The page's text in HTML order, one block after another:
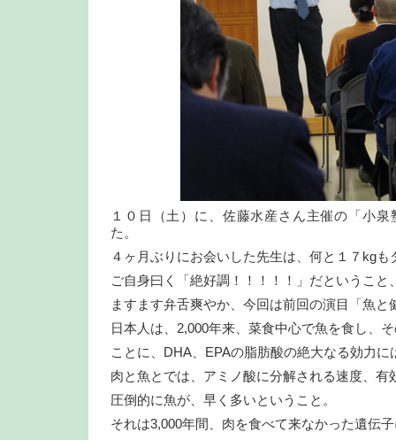
１０日（土）に、佐藤水産さん主催の「小
た。
４ヶ月ぶりにお会いした先生は、何と１７kgも
ご自身曰く「絶好調！！！！！」だということ
ますます弁舌爽やか、今回は前回の演目「魚と
日本人は、2,000年来、菜食中心で魚を食し、
ことに、DHA、EPAの脂肪酸の絶大なる効力に
肉と魚とでは、アミノ酸に分解される速度、有
圧倒的に魚が、早く多いということ。
それは3,000年間、肉を食べて来なかった遺伝